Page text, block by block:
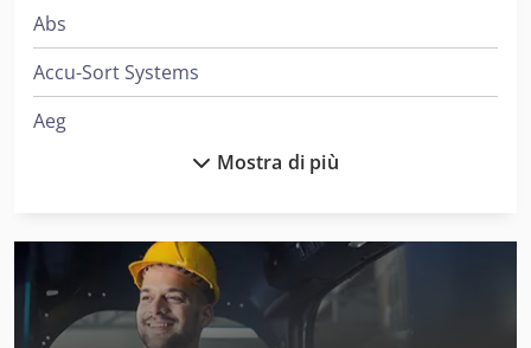
Abs
Accu-Sort Systems
Aeg
Alberti
Mostra di più